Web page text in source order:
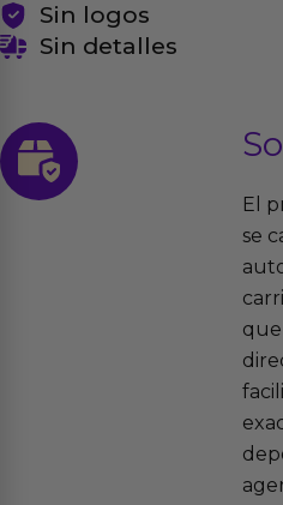
Sin logos
Sin detalles
El
se
que